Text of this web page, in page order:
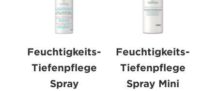
Feuchtigkeits-
Tiefenpflege
Spray
Feuchtigkeits-
Tiefenpflege
Spray Mini